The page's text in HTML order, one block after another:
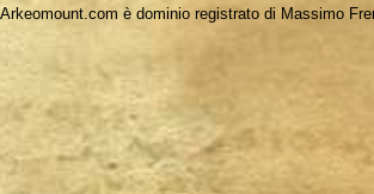
Arkeomount.com è dominio registrato di Massimo